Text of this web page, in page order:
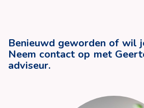
Benieuwd geworden of wil
Neem contact op met
adviseur.